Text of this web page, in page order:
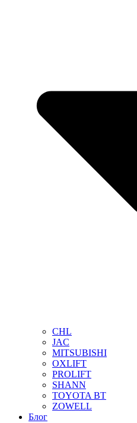
CHL
JAC
MITSUBISHI
OXLIFT
PROLIFT
SHANN
TOYOTA BT
ZOWELL
Блог